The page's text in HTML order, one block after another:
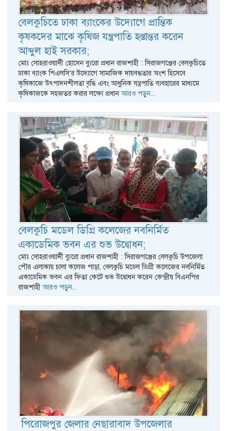
বেলকুচিতে ঢাকা ব্যাংকের উদ্যোগে প্রান্তিক
কৃষকদের মাঝে কৃষিজ যন্ত্রপাতি হস্তান্তর করেন
আব্দুল হাই সরকার;
মোঃ সোহরাওয়ার্দী হোসেন ব্যুরো প্রধান রাজশাহী : সিরাজগঞ্জের বেলকুচিতে
ঢাকা ব্যাংক পিএলসি’র উদ্যোগে সামাজিক দায়বদ্ধতার অংশ হিসেবে
কৃষিকাজে উৎপাদনশীলতা বৃদ্ধি এবং আধুনিক যন্ত্রপাতি ব্যবহারের মাধ্যমে
কৃষিকাজকে সহজতর করার লক্ষ্যে প্রধানআরও পড়ুন...
বেলকুচি মডেল ডিগ্রি কলেজের নবনির্মিত
একাডেমিক ভবন এর শুভ উদ্বোধন;
মোঃ সোহরাওয়ার্দী ব্যুরো প্রধান রাজশাহী : সিরাজগঞ্জের বেলকুচি উপজেলা
পৌর এলাকায় চালা কলেজ পাড়া, বেলকুচি মডেল ডিগ্রী কলেজের নবনির্মিত
একাডেমিক ভবন এর ফিতা কেটে শুভ উদ্বোধন করেন কেন্দ্রীয় বিএনপির
রাজশাহীআরও পড়ুন...
পিরোজপুর জেলার নেছারাবাদ উপজেলার